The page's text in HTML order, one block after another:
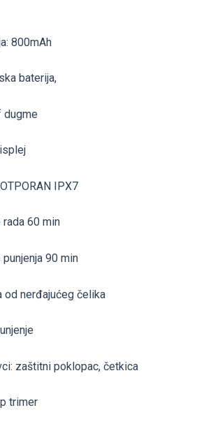
800mAh
baterija,
IPX7
rada 60 min
90 min
od nerđajućeg čelika
zaštitni poklopac, četkica
trimer